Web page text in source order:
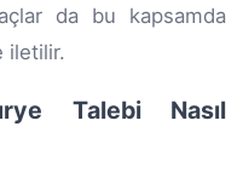
da bu kapsamda
iletilir.
Talebi Nasıl